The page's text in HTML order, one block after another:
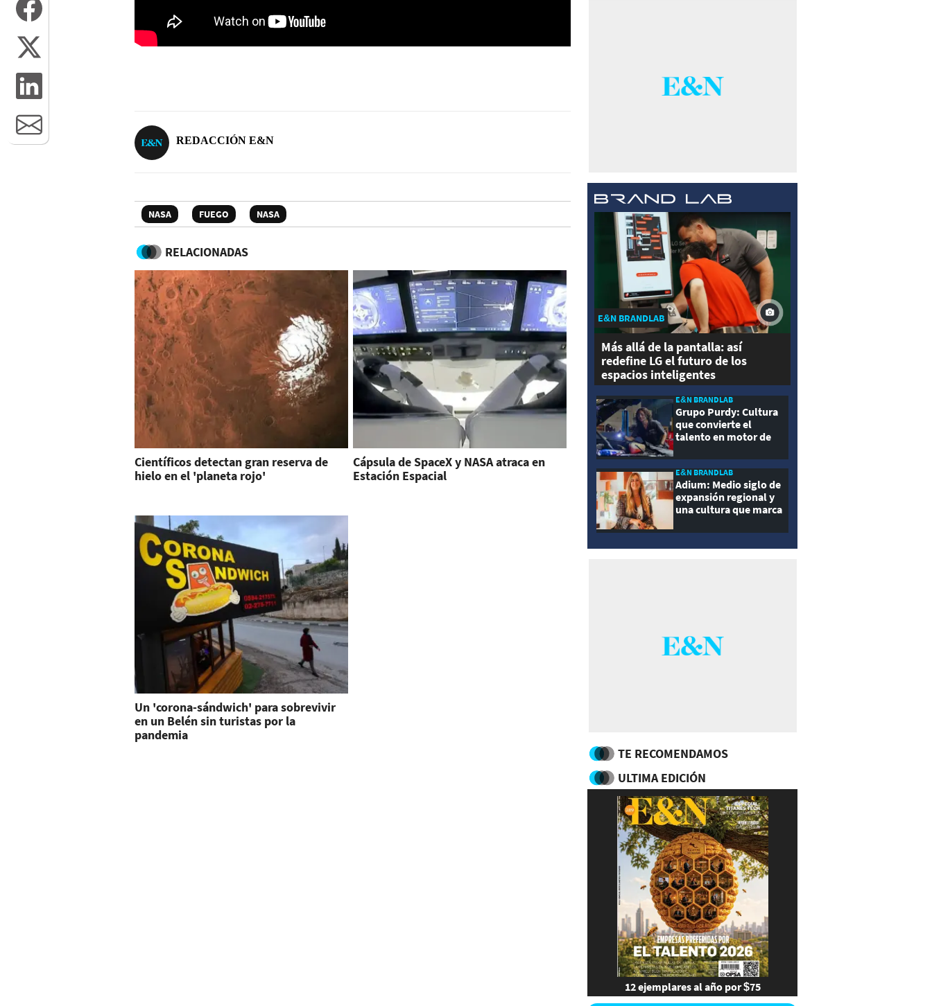
REDACCIÓN E&N
NASA FUEGO NASA
RELACIONADAS
Científicos detectan gran reserva de
hielo en el 'planeta rojo'
Cápsula de SpaceX y NASA atraca en
Estación Espacial
Un 'corona-sándwich' para sobrevivir
en un Belén sin turistas por la
pandemia
E&N BRANDLAB
Más allá de la pantalla: así
redefine LG el futuro de los
espacios inteligentes
E&N BRANDLAB
Grupo Purdy: Cultura
que convierte el
talento en motor de
E&N BRANDLAB
Adium: Medio siglo de
expansión regional y
una cultura que marca
TE RECOMENDAMOS
ULTIMA EDICIÓN
12 ejemplares al año por $75